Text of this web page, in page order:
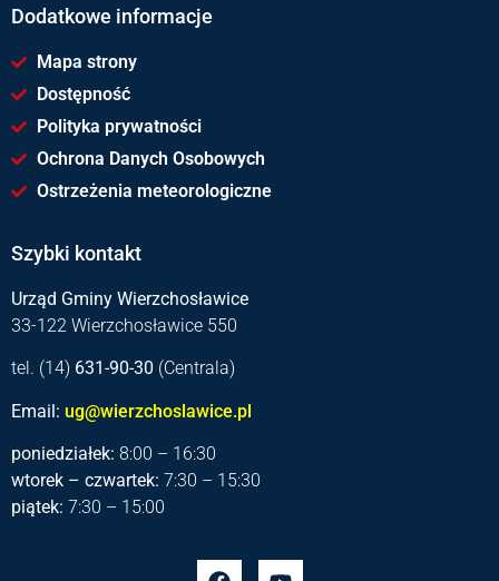
Dodatkowe informacje
Mapa strony
Dostępność
Polityka prywatności
Ochrona Danych Osobowych
Ostrzeżenia meteorologiczne
Szybki kontakt
Urząd Gminy Wierzchosławice
33-122 Wierzchosławice 550
tel. (14) 631-90-30 (Centrala)
Email: ug@wierzchoslawice.pl
poniedziałek: 8:00 – 16:30
wtorek – czwartek: 7:30 – 15:30
piątek: 7:30 – 15:00